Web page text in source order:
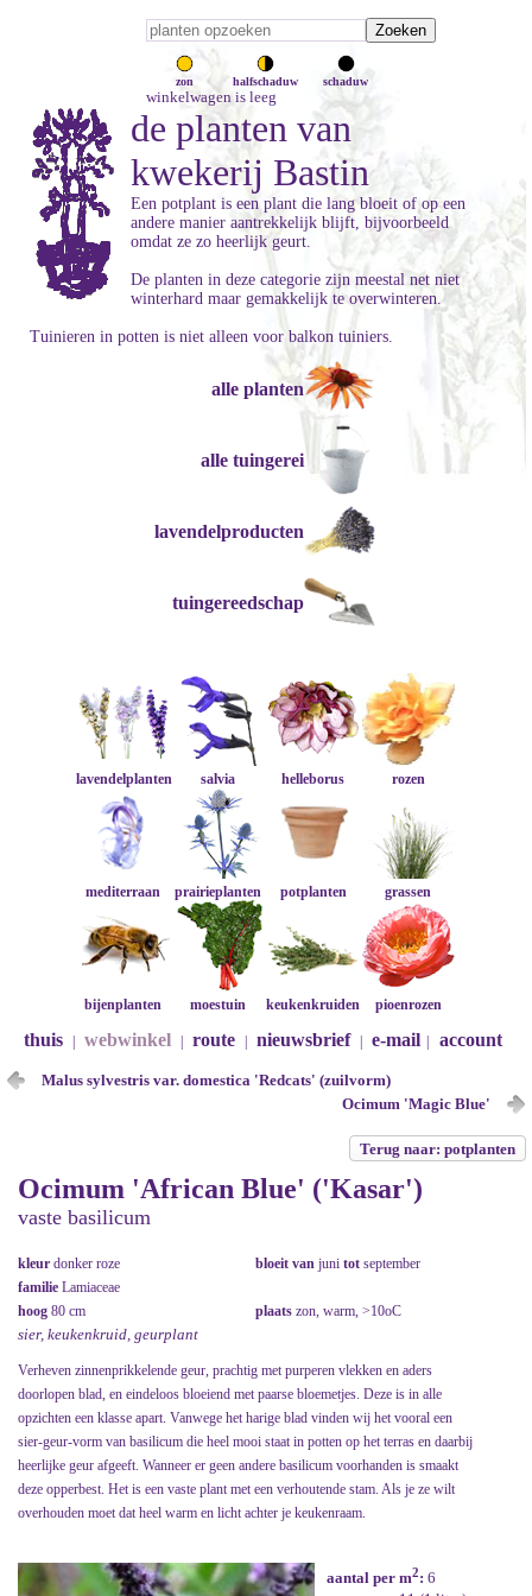
zon halfschaduw schaduw
winkelwagen is leeg
de planten van
kwekerij Bastin
Een potplant is een plant die lang bloeit of op een
andere manier aantrekkelijk blijft, bijvoorbeeld
omdat ze zo heerlijk geurt.
De planten in deze categorie zijn meestal net niet
winterhard maar gemakkelijk te overwinteren.
Tuinieren in potten is niet alleen voor balkon tuiniers.
alle planten
alle tuingerei
lavendelproducten
tuingereedschap
lavendelplanten salvia helleborus rozen
mediterraan prairieplanten potplanten grassen
bijenplanten moestuin keukenkruiden pioenrozen
thuis webwinkel route nieuwsbrief e-mail account
Malus sylvestris var. domestica 'Redcats' (zuilvorm)
Ocimum 'Magic Blue'
Terug naar: potplanten
Ocimum 'African Blue' ('Kasar')
vaste basilicum
kleur donker roze bloeit van juni tot september
familie Lamiaceae
hoog 80 cm plaats zon, warm, >10oC
sier, keukenkruid, geurplant
Verheven zinnenprikkelende geur, prachtig met purperen vlekken en aders
doorlopen blad, en eindeloos bloeiend met paarse bloemetjes. Deze is in alle
opzichten een klasse apart. Vanwege het harige blad vinden wij het vooral een
sier-geur-vorm van basilicum die heel mooi staat in potten op het terras en daarbij
heerlijke geur afgeeft. Wanneer er geen andere basilicum voorhanden is smaakt
deze opperbest. Het is een vaste plant met een verhoutende stam. Als je ze wilt
overhouden moet dat heel warm en licht achter je keukenraam.
aantal per m2: 6